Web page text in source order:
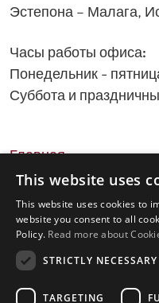
Эстепона – Малага,
Часы работы офиса:
Понедельник -
Суббота и
Главная
Поиск недвижимости
Пожалуйста, оставьте
политика
Политика
This website uses
This website uses cookies to
website you consent to all
Policy. Read more about
STRICTLY NECESSARY
TARGETING